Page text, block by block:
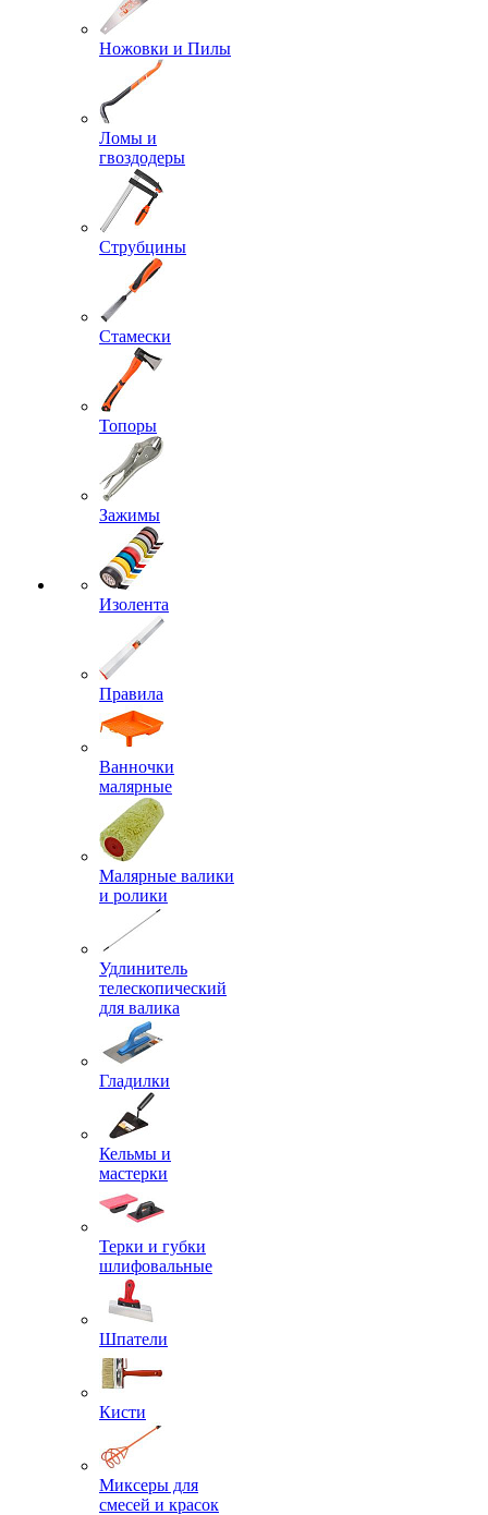
Ножовки и Пилы
Ломы и
гвоздодеры
Струбцины
Стамески
Топоры
Зажимы
Изолента
Правила
Ванночки
малярные
Малярные валики
и ролики
Удлинитель
телескопический
для валика
Гладилки
Кельмы и
мастерки
Терки и губки
шлифовальные
Шпатели
Кисти
Миксеры для
смесей и красок